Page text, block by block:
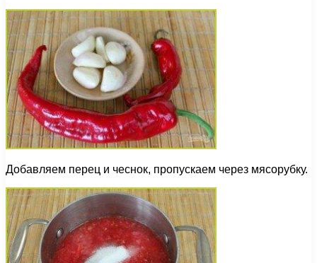
Добавляем перец и чеснок, пропускаем через мясорубку.